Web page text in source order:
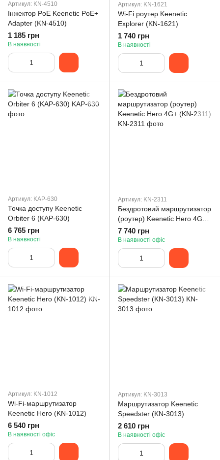
Артикул: KN-4510
Інжектор PoE Keenetic PoE+
Adapter (KN-4510)
1 185 грн
В наявності
Артикул: KN-1621
Wi-Fi роутер Keenetic
Explorer (KN-1621)
1 740 грн
В наявності
Артикул: KAP-630
Точка доступу Keenetic
Orbiter 6 (KAP-630)
6 765 грн
В наявності
Артикул: KN-2311
Бездротовий маршрутизатор
(роутер) Keenetic Hero 4G+
(KN-2311)
7 740 грн
В наявності офіс
Артикул: KN-1012
Wi-Fi-маршрутизатор
Keenetic Hero (KN-1012)
6 540 грн
В наявності офіс
Артикул: KN-3013
Маршрутизатор Keenetic
Speedster (KN-3013)
2 610 грн
В наявності офіс